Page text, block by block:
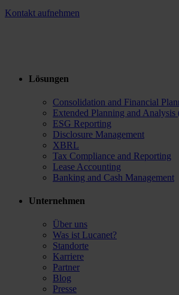
Kontakt aufnehmen
Lösungen
Consolidation and Financial
Extended Planning and
ESG Reporting
Disclosure Management
XBRL
Tax Compliance and Reporting
Lease Accounting
Banking and Cash Management
Unternehmen
Über uns
Was ist Lucanet?
Standorte
Karriere
Partner
Blog
Presse